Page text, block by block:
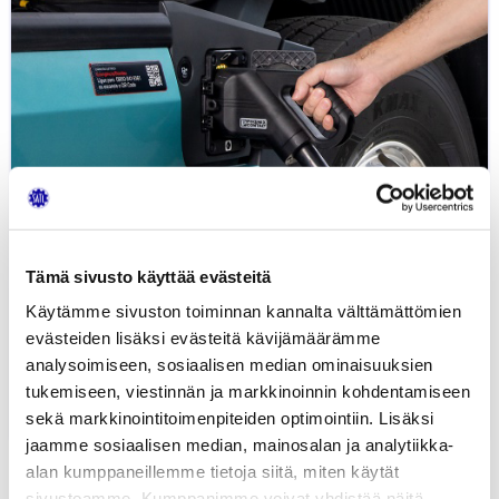
Tämä sivusto käyttää evästeitä
Käytämme sivuston toiminnan kannalta välttämättömien
evästeiden lisäksi evästeitä kävijämäärämme
analysoimiseen, sosiaalisen median ominaisuuksien
tukemiseen, viestinnän ja markkinoinnin kohdentamiseen
sekä markkinointitoimenpiteiden optimointiin. Lisäksi
jaamme sosiaalisen median, mainosalan ja analytiikka-
alan kumppaneillemme tietoja siitä, miten käytät
Blogi: AFIR-asetus
27.11.2024 LIIKENNE YLEINEN JUHA KIISKINEN